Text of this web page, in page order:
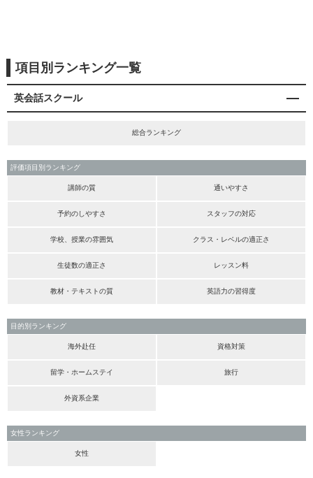
項目別ランキング一覧
英会話スクール
総合ランキング
評価項目別ランキング
講師の質 通いやすさ
予約のしやすさ スタッフの対応
学校、授業の雰囲気 クラス・レベルの適正さ
生徒数の適正さ レッスン料
教材・テキストの質 英語力の習得度
目的別ランキング
海外赴任 資格対策
留学・ホームステイ 旅行
外資系企業
女性ランキング
女性